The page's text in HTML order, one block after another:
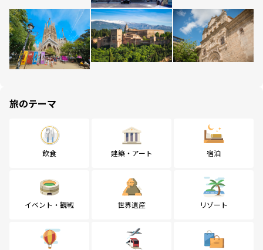
旅のテーマ
飲食 建築・アート 宿泊
イベント・観戦 世界遺産 リゾート